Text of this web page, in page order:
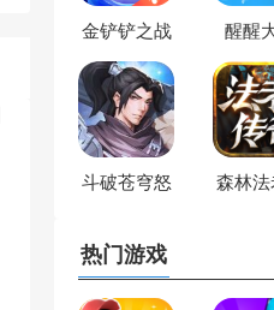
金铲铲之战 醒醒
斗破苍穹怒
森林法
热门游戏